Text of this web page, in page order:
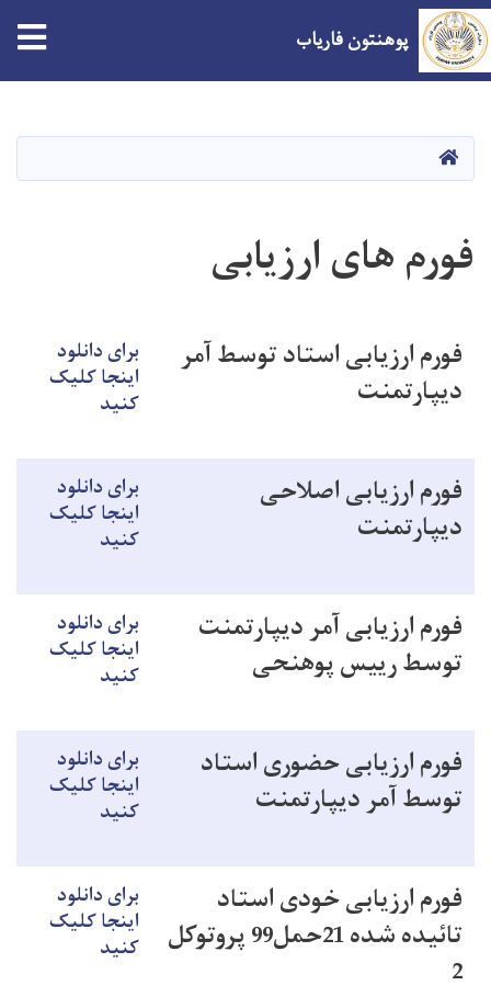
content
پوهنتون فاریاب
صفحه اصلی
فورم های ارزیابی
فورم ارزیابی استاد توسط آمر
دیپارتمنت
برای دانلود
اینجا کلیک
کنید
فورم ارزیابی اصلاحی
دیپارتمنت
برای دانلود
اینجا کلیک
کنید
فورم ارزیابی آمر دیپارتمنت
توسط رییس پوهنحی
برای دانلود
اینجا کلیک
کنید
فورم ارزیابی حضوری استاد
توسط آمر دیپارتمنت
برای دانلود
اینجا کلیک
کنید
فورم ارزیابی خودی استاد
تائیده شده 21حمل99 پروتوکل
2
برای دانلود
اینجا کلیک
کنید